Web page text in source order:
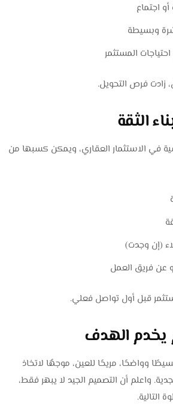
اجتماع
وبسيطة
المستثمر
زادت فرص التحويل.
الثقة
في الاستثمار العقاري، ويمكن كسبها من
(إن وجدت)
عن فريق العمل
قبل أول تواصل فعلي.
يخدم الهدف
وواضحًا، مريحًا للعين، موجهًا لاتخاذ
واعلم أن التصميم الجيد لا يبهر فقط،
التالية.